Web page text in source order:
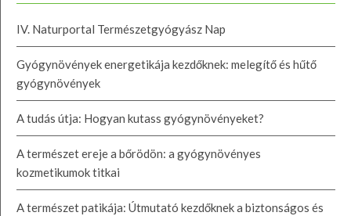
IV. Naturportal Természetgyógyász Nap
Gyógynövények energetikája kezdőknek: melegítő és hűtő
gyógynövények
A tudás útja: Hogyan kutass gyógynövényeket?
A természet ereje a bőrödön: a gyógynövényes
kozmetikumok titkai
A természet patikája: Útmutató kezdőknek a biztonságos és